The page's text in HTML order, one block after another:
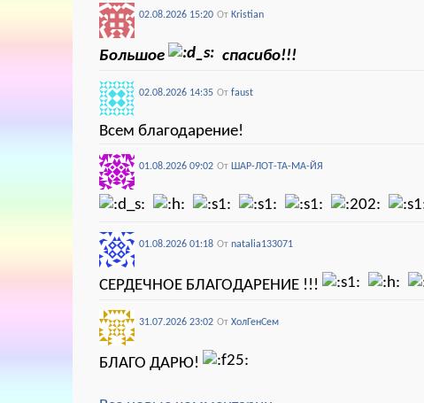
02.08.2026 15:20 От Kristian
Большое спасибо!!!
02.08.2026 14:35 От faust
Всем благодарение!
01.08.2026 09:02 От ШАР-ЛОТ-ТА-МА-ЙЯ
01.08.2026 01:18 От natalia133071
СЕРДЕЧНОЕ БЛАГОДАРЕНИЕ !!!
31.07.2026 23:02 От ХолГенСем
БЛАГО ДАРЮ!